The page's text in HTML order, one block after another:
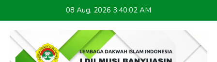
to
content
08 Aug, 2026 3:40:02 AM